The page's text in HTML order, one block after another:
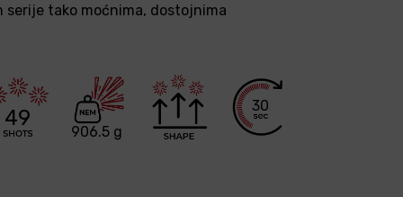
tako moćnima, dostojnima
49
906.5 g
30